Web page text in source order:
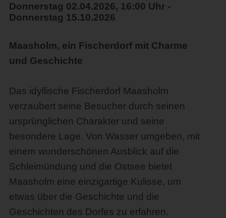
Donnerstag 02.04.2026, 16:00 Uhr -
Donnerstag 15.10.2026
Maasholm, ein Fischerdorf mit Charme
und Geschichte
Das idyllische Fischerdorf Maasholm
verzaubert seine Besucher durch seinen
ursprünglichen Charakter und seine
besondere Lage. Von Wasser umgeben, mit
einem wunderschönen Ausblick auf die
Schleimündung und die Ostsee bietet
Maasholm eine einzigartige Kulisse, um
etwas über die Geschichte und die
Geschichten des Dorfes zu erfahren.